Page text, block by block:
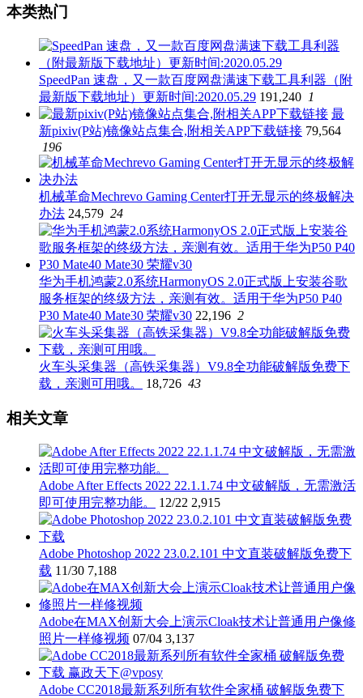
本类热门
SpeedPan 速盘，又一款百度网盘满速下载工具利器（附
最新版下载地址）更新时间:2020.05.29 191,240 1
最
新pixiv(P站)镜像站点集合,附相关APP下载链接 79,564
196
机械革命Mechrevo Gaming Center打开无显示的终极解决
办法 24,579 24
华为手机鸿蒙2.0系统HarmonyOS 2.0正式版上安装谷歌
服务框架的终级方法，亲测有效。适用于华为P50 P40
P30 Mate40 Mate30 荣耀v30 22,196 2
火车头采集器（高铁采集器）V9.8全功能破解版免费下
载，亲测可用哦。
18,726 43
相关文章
Adobe After Effects 2022 22.1.1.74 中文破解版，无需激活
即可使用完整功能。
12/22 2,915
Adobe Photoshop 2022 23.0.2.101 中文直装破解版免费下
载 11/30 7,188
Adobe在MAX创新大会上演示Cloak技术让普通用户像修
照片一样修视频 07/04 3,137
Adobe CC2018最新系列所有软件全家桶 破解版免费下